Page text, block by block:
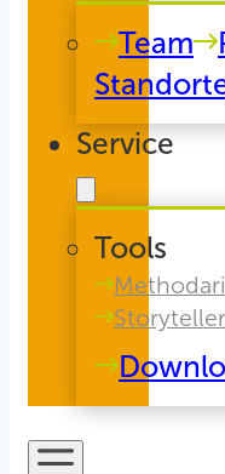
Team
Service
Tools
Storyteller